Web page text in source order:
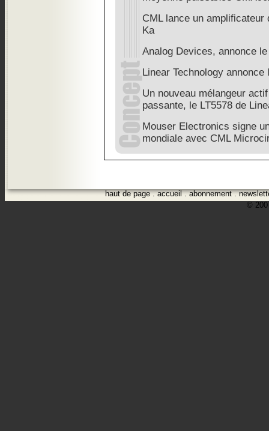
CML lance un amplificateur
Ka
Analog Devices, annonce
Linear Technology annonce
Un nouveau mélangeur
passante, le LT5578 de
Mouser Electronics signe
mondiale avec CML
haut de page.accueil.abonnement.
©